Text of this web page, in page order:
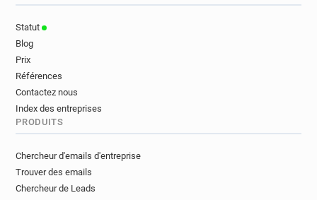
Statut
Blog
Prix
Références
Contactez nous
Index des entreprises
PRODUITS
Chercheur d'emails d'entreprise
Trouver des emails
Chercheur de Leads